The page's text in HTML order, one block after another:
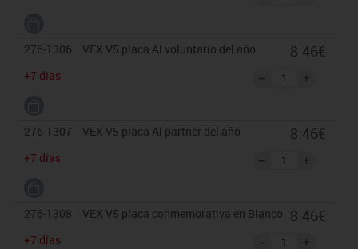
276-1306
VEX V5 placa Al voluntario del año
+7 días
8.46€
276-1307
VEX V5 placa Al partner del año
+7 días
8.46€
276-1308
VEX V5 placa conmemorativa en Blanco
+7 días
8.46€